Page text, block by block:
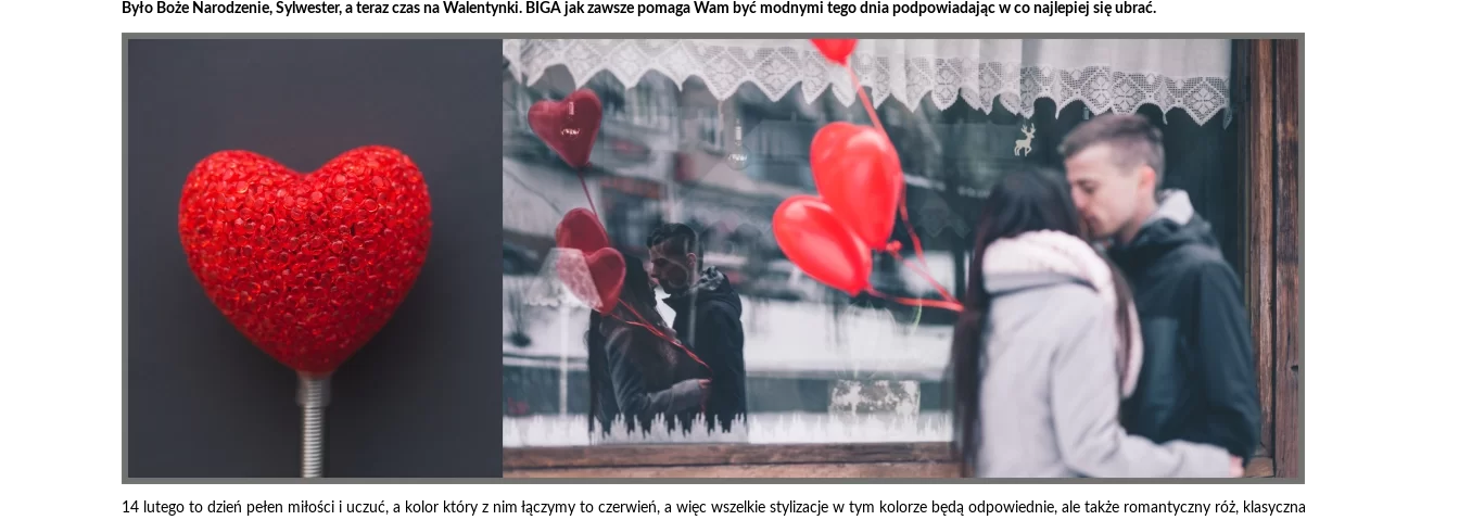
Było Boże Narodzenie, Sylwester, a teraz czas na Walentynki. BIGA jak zawsze pomaga Wam być modnymi tego dnia podpowiadając w co najlepiej się ubrać.
14 lutego to dzień pełen miłości i uczuć, a kolor który z nim łączymy to czerwień, a więc wszelkie stylizacje w tym kolorze będą odpowiednie, ale także romantyczny róż, klasyczna